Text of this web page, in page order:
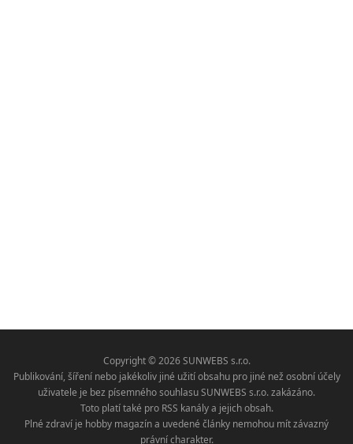
Copyright © 2026 SUNWEBS s.r.o.
Publikování, šíření nebo jakékoliv jiné užití obsahu pro jiné než osobní účely
uživatele je bez písemného souhlasu SUNWEBS s.r.o. zakázáno.
Toto platí také pro RSS kanály a jejich obsah.
Plné zdraví je hobby magazín a uvedené články nemohou mít závazný
právní charakter.